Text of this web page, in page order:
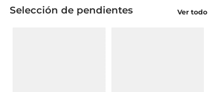
Selección de pendientes Ver todo